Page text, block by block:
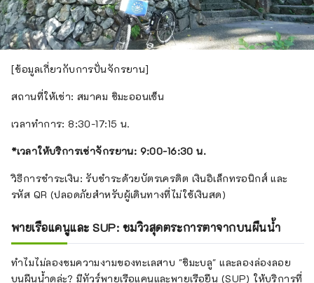
[ข้อมูลเกี่ยวกับการปั่นจักรยาน]
สถานที่ให้เช่า: สมาคม ชิมะออนเซ็น
เวลาทำการ: 8:30-17:15 น.
*เวลาให้บริการเช่าจักรยาน: 9:00-16:30 น.
วิธีการชำระเงิน: รับชำระด้วยบัตรเครดิต เงินอิเล็กทรอนิกส์ และ
รหัส QR (ปลอดภัยสำหรับผู้เดินทางที่ไม่ใช้เงินสด)
พายเรือแคนูและ SUP: ชมวิวสุดตระการตาจากบนผืนน้ำ
ทำไมไม่ลองชมความงามของทะเลสาบ "ชิมะบลู" และลองล่องลอย
บนผืนน้ำดูล่ะ? มีทัวร์พายเรือแคนูและพายเรือยืน (SUP) ให้บริการที่